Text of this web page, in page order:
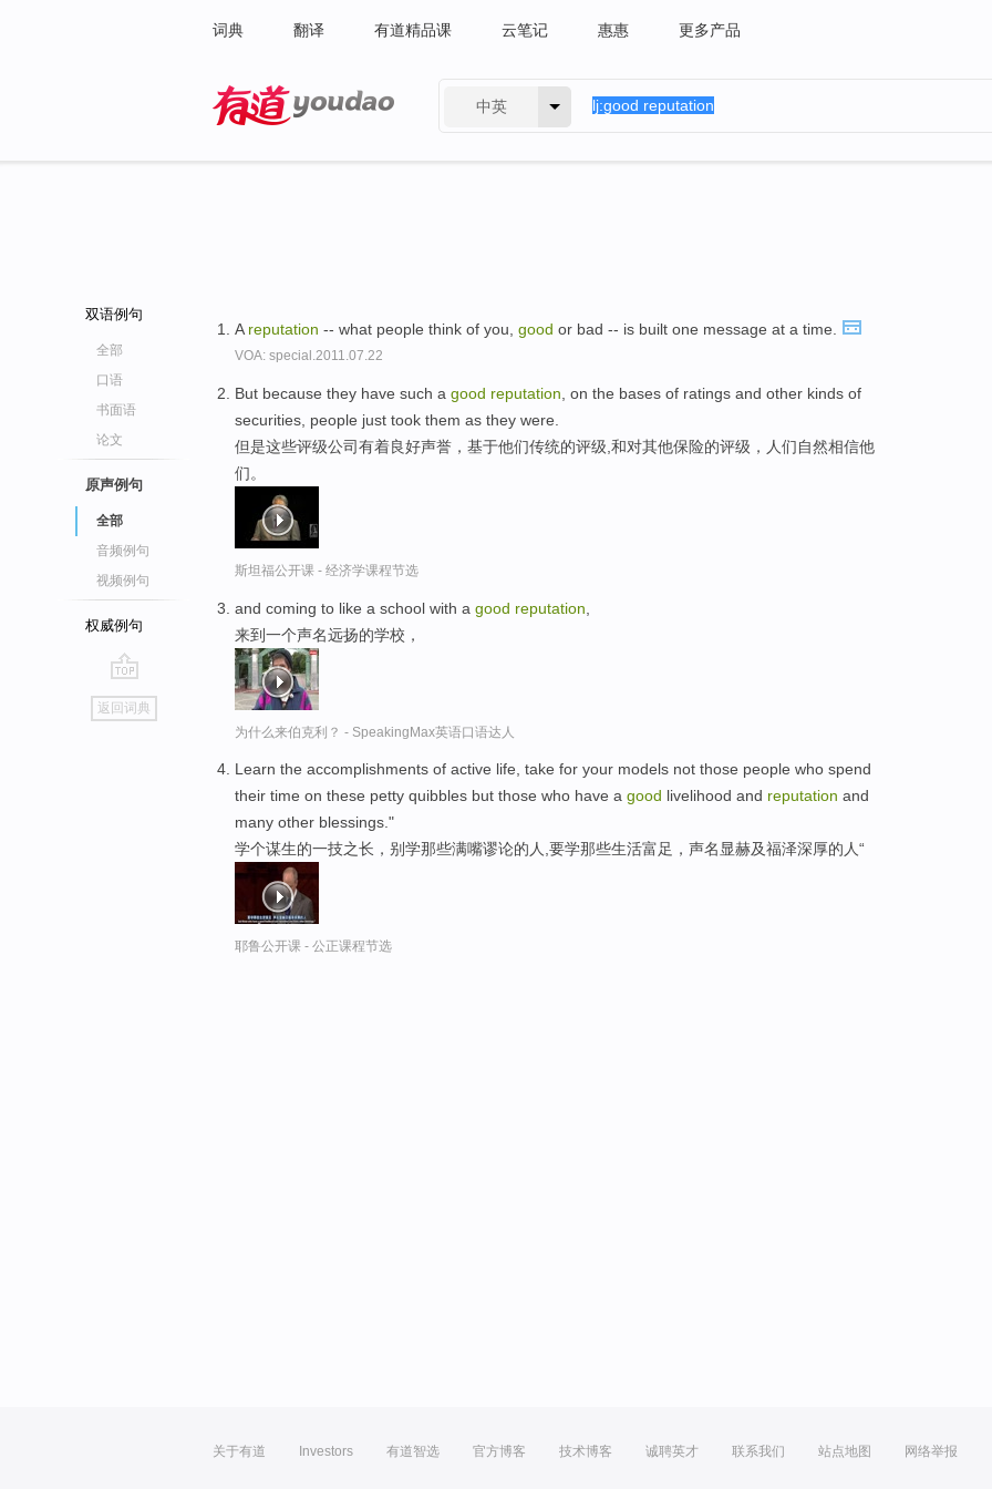
词典 翻译 有道精品课 云笔记 惠惠 更多产品
中英
双语例句
全部
口语
书面语
论文
原声例句
全部
音频例句
视频例句
权威例句
go
top
返回词典
A reputation -- what people think of you, good or bad -- is built one message at a time.
VOA: special.2011.07.22
But because they have such a good reputation , on the bases of ratings and other kinds of
securities, people just took them as they were.
但是这些评级公司有着良好声誉，基于他们传统的评级,和对其他保险的评级，人们自然相信他
们。
斯坦福公开课 - 经济学课程节选
and coming to like a school with a good reputation
来到一个声名远扬的学校，
为什么来伯克利？ - SpeakingMax英语口语达人
Learn the accomplishments of active life, take for your models not those people who spend
their time on these petty quibbles but those who have a good livelihood and reputation and
many other blessings."
学个谋生的一技之长，别学那些满嘴谬论的人,要学那些生活富足，声名显赫及福泽深厚的人“
耶鲁公开课 - 公正课程节选
关于有道 Investors 有道智选 官方博客 技术博客 诚聘英才 联系我们 站点地图 网络举报